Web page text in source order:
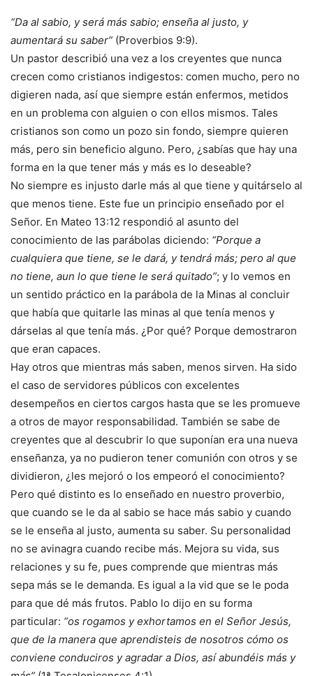
“Da al sabio, y será más sabio; enseña al justo, y
aumentará su saber” (Proverbios 9:9).
Un pastor describió una vez a los creyentes que nunca
crecen como cristianos indigestos: comen mucho, pero no
digieren nada, así que siempre están enfermos, metidos
en un problema con alguien o con ellos mismos. Tales
cristianos son como un pozo sin fondo, siempre quieren
más, pero sin beneficio alguno. Pero, ¿sabías que hay una
forma en la que tener más y más es lo deseable?
No siempre es injusto darle más al que tiene y quitárselo al
que menos tiene. Este fue un principio enseñado por el
Señor. En Mateo 13:12 respondió al asunto del
conocimiento de las parábolas diciendo: “Porque a
cualquiera que tiene, se le dará, y tendrá más; pero al que
no tiene, aun lo que tiene le será quitado”; y lo vemos en
un sentido práctico en la parábola de la Minas al concluir
que había que quitarle las minas al que tenía menos y
dárselas al que tenía más. ¿Por qué? Porque demostraron
que eran capaces.
Hay otros que mientras más saben, menos sirven. Ha sido
el caso de servidores públicos con excelentes
desempeños en ciertos cargos hasta que se les promueve
a otros de mayor responsabilidad. También se sabe de
creyentes que al descubrir lo que suponían era una nueva
enseñanza, ya no pudieron tener comunión con otros y se
dividieron, ¿les mejoró o los empeoró el conocimiento?
Pero qué distinto es lo enseñado en nuestro proverbio,
que cuando se le da al sabio se hace más sabio y cuando
se le enseña al justo, aumenta su saber. Su personalidad
no se avinagra cuando recibe más. Mejora su vida, sus
relaciones y su fe, pues comprende que mientras más
sepa más se le demanda. Es igual a la vid que se le poda
para que dé más frutos. Pablo lo dijo en su forma
particular: “os rogamos y exhortamos en el Señor Jesús,
que de la manera que aprendisteis de nosotros cómo os
conviene conduciros y agradar a Dios, así abundéis más y